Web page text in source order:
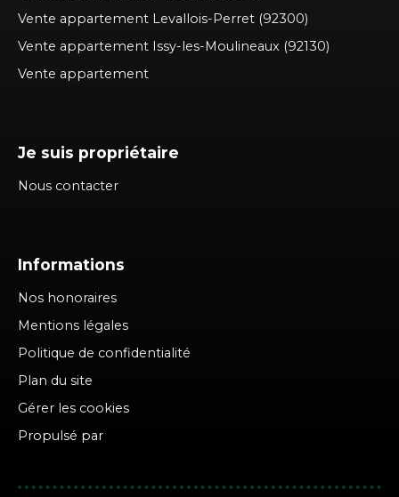
Vente appartement Levallois-Perret (92300)
Vente appartement Issy-les-Moulineaux (92130)
Vente appartement
Je suis propriétaire
Nous contacter
Informations
Nos honoraires
Mentions légales
Politique de confidentialité
Plan du site
Gérer les cookies
Propulsé par